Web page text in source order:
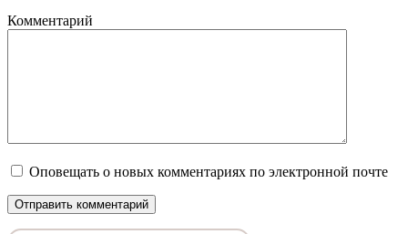
Комментарий
Оповещать о новых комментариях по электронной почте